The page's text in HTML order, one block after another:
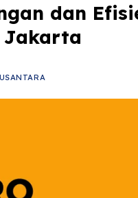
dan
Jakarta